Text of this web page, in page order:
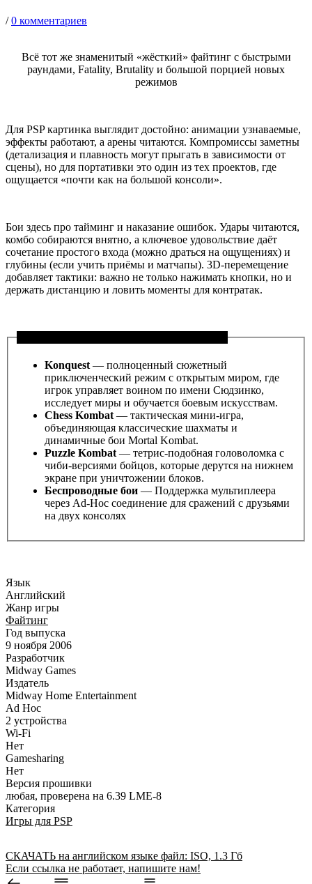
/0 комментариев
Всё тот же знаменитый «жёсткий» файтинг с быстрыми
раундами, Fatality, Brutality и большой порцией новых
режимов
Для PSP картинка выглядит достойно: анимации узнаваемые,
эффекты работают, а арены читаются. Компромиссы заметны
(детализация и плавность могут прыгать в зависимости от
сцены), но для портативки это один из тех проектов, где
ощущается «почти как на большой консоли».
Бои здесь про тайминг и наказание ошибок. Удары читаются,
комбо собираются внятно, а ключевое удовольствие даёт
сочетание простого входа (можно драться на ощущениях) и
глубины (если учить приёмы и матчапы). 3D-перемещение
добавляет тактики: важно не только нажимать кнопки, но и
держать дистанцию и ловить моменты для контратак.
Konquest — полноценный сюжетный
приключенческий режим с открытым миром, где
игрок управляет воином по имени Сюдзинко,
исследует миры и обучается боевым искусствам.
Chess Kombat — тактическая мини-игра,
объединяющая классические шахматы и
динамичные бои Mortal Kombat.
Puzzle Kombat — тетрис-подобная головоломка с
чиби-версиями бойцов, которые дерутся на нижнем
экране при уничтожении блоков.
Беспроводные бои — Поддержка мультиплеера
через Ad-Hoc соединение для сражений с друзьями
на двух консолях
Язык
Английский
Жанр игры
Файтинг
Год выпуска
9 ноября 2006
Разработчик
Midway Games
Издатель
Midway Home Entertainment
Ad Hoc
2 устройства
Wi-Fi
Нет
Gamesharing
Нет
Версия прошивки
любая, проверена на 6.39 LME-8
Категория
Игры для PSP
СКАЧАТЬ на английском языке файл: ISO, 1.3 Гб
Если ссылка не работает, напишите нам!